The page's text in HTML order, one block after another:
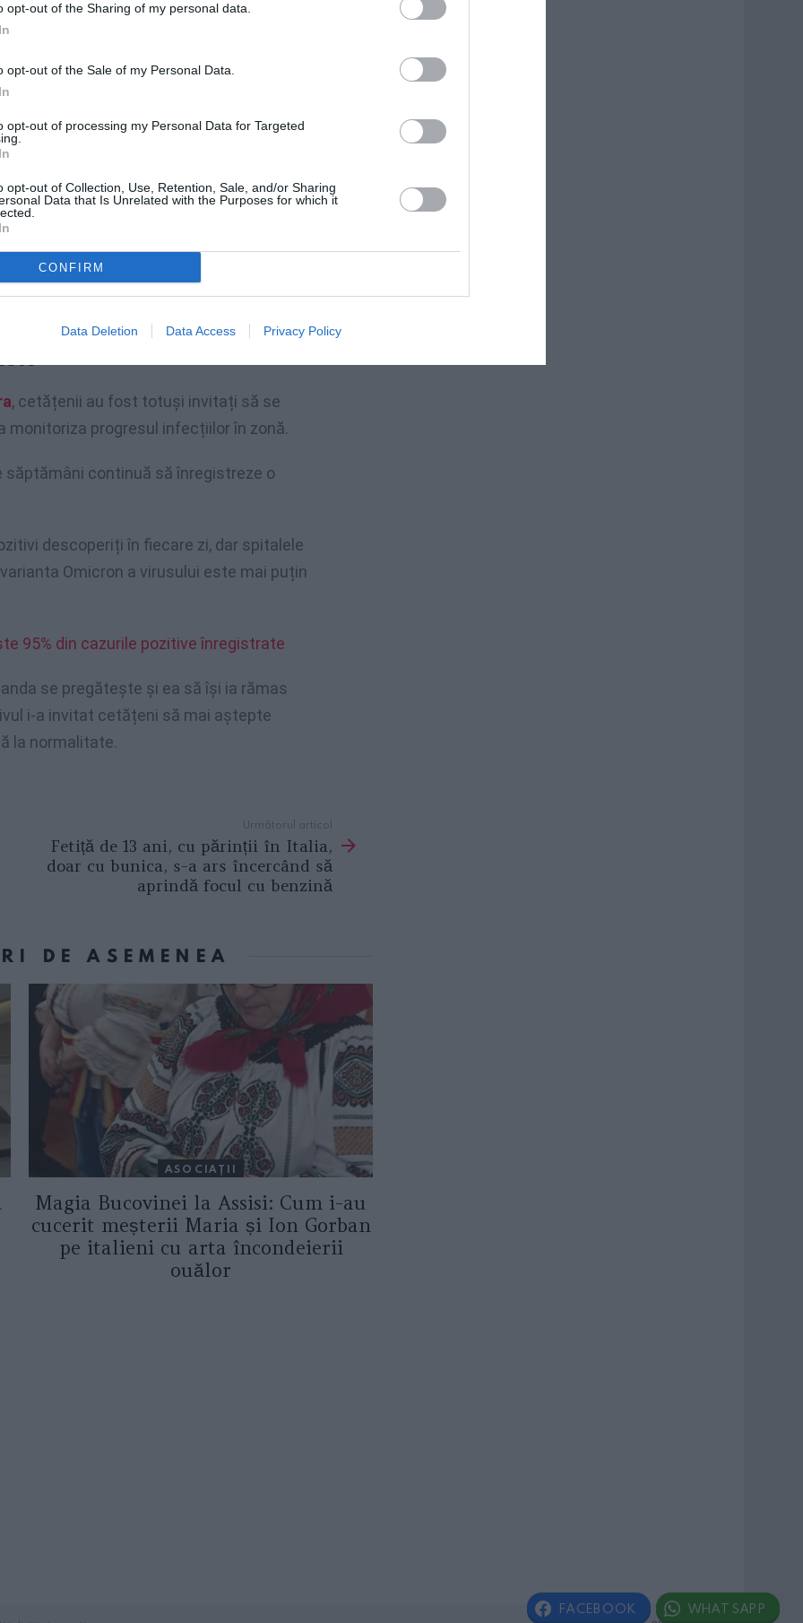
opt-out of the Sharing of my personal data.
opt-out of the Sale of my Personal Data.
opt-out of processing my Personal Data for Targeted
opt-out of Collection, Use, Retention, Sale, and/or Sharing
Data that Is Unrelated with the Purposes for which it
CONFIRM
Data Deletion Data Access Privacy Policy
19 nu mai este considerat „critic
la restricții. Nu știm ce se va întâmpla în
nouă variantă”, a fost clarificarea
complet deschisă. Suntem gata să
adio ‘ restricţiilor şi ‘ bun-venit ‘ vieţii de
100 euro: noile reguli în Italia
, cetățenii au fost totuși invitați să se
monitoriza progresul infecțiilor în zonă.
continuă să înregistreze o
descoperiți în fiecare zi, dar spitalele
Omicron a virusului este mai puțin
95% din cazurile pozitive înregistrate
se pregătește și ea să își ia rămas
i-a invitat cetățeni să mai aștepte
la normalitate.
Următorul articol
Fetiță de 13 ani, cu părinții în Italia,
doar cu bunica, s-a ars încercând să
aprindă focul cu benzină
DE ASEMENEA
ASOCIAŢII
Magia Bucovinei la Assisi: Cum i-au
cucerit meșterii Maria și Ion Gorban
pe italieni cu arta încondeierii
ouălor
FACEBOOK WHATSAPP